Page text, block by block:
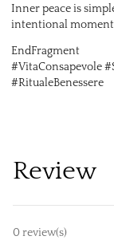
Inner peace is
intentional
EndFragment
#VitaConsapevole
#RitualeBenessere
Review
0review(s)